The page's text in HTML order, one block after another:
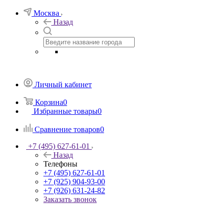
Москва
Назад
Личный кабинет
Корзина0
Избранные товары0
Сравнение товаров0
+7 (495) 627-61-01
Назад
Телефоны
+7 (495) 627-61-01
+7 (925) 904-93-00
+7 (926) 631-24-82
Заказать звонок